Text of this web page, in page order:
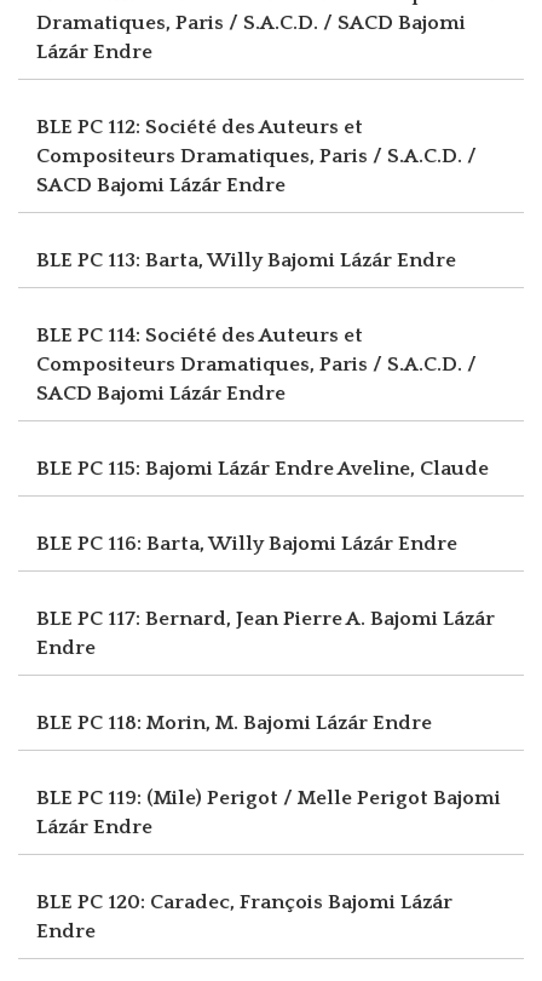
Dramatiques, Paris / S.A.C.D. / SACD Bajomi
Lázár Endre
BLE PC 112: Société des Auteurs et
Compositeurs Dramatiques, Paris / S.A.C.D. /
SACD Bajomi Lázár Endre
BLE PC 113: Barta, WillyBajomi Lázár Endre
BLE PC 114: Société des Auteurs et
Compositeurs Dramatiques, Paris / S.A.C.D. /
SACD Bajomi Lázár Endre
BLE PC 115: Bajomi Lázár EndreAveline, Claude
BLE PC 116: Barta, WillyBajomi Lázár Endre
BLE PC 117: Bernard, Jean Pierre A. Bajomi Lázár
Endre
BLE PC 118: Morin, M. Bajomi Lázár Endre
BLE PC 119: (Mile) Perigot / Melle Perigot Bajomi
Lázár Endre
BLE PC 120: Caradec, François Bajomi Lázár
Endre